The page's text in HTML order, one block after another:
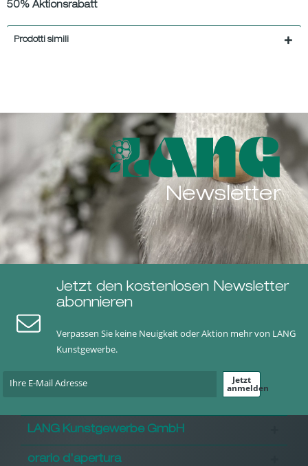
50% Aktionsrabatt
Prodotti simili
Newsletter
Jetzt den kostenlosen Newsletter
abonnieren
Verpassen Sie keine Neuigkeit oder Aktion mehr von LANG
Kunstgewerbe.
Jetzt
anmelden
LANG Kunstgewerbe GmbH
orario d'apertura